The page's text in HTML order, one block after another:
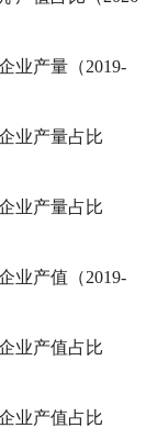
业产量（2019-
业产量占比
业产量占比
业产值（2019-
业产值占比
业产值占比